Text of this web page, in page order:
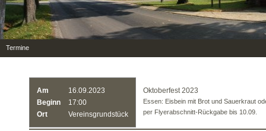
Termine
Am
16.09.2023
Beginn
17:00
Ort
Vereinsgrundstück
Oktoberfest 2023
Essen: Eisbein mit Brot und Sauerkraut
per Flyerabschnitt-Rückgabe bis 10.09.